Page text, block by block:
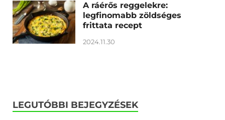
A ráérős reggelekre:
legfinomabb zöldséges
frittata recept
2024.11.30
LEGUTÓBBI BEJEGYZÉSEK